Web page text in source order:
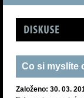
Diskuse
Co si myslíte
Založeno: 30. 03.